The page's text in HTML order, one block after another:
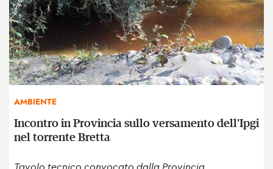
AMBIENTE
Incontro in Provincia sullo versamento dell'Ipgi
nel torrente Bretta